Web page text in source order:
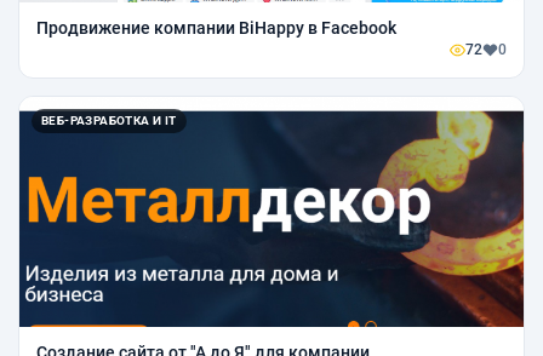
Продвижение компании BiHappy в Facebook
72 0
ВЕБ-РАЗРАБОТКА И IT
Создание сайта от "А до Я" для компании